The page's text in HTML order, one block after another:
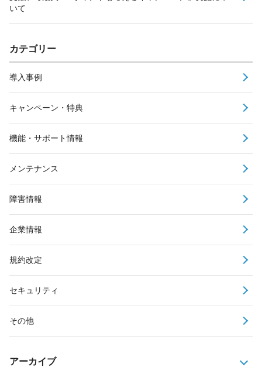
いて
カテゴリー
導入事例
キャンペーン・特典
機能・サポート情報
メンテナンス
障害情報
企業情報
規約改定
セキュリティ
その他
アーカイブ